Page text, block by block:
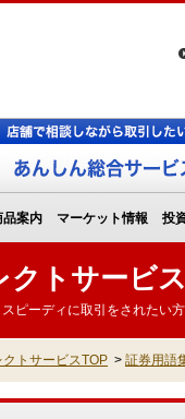
品案内 マーケット情報 投
クトサービ
ピーディに取引をされたい
トサービスTOP > 証券用語